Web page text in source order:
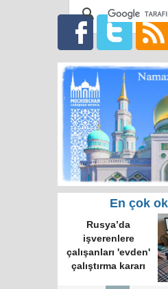
En çok
Rusya’da
işverenlere
çalışanları 'evden'
çalıştırma kararı